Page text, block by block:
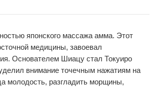
японского массажа амма. Этот
медицины, завоевал
Основателем Шиацу стал Токуиро
внимание точечным нажатиям на
молодость, разгладить морщины,